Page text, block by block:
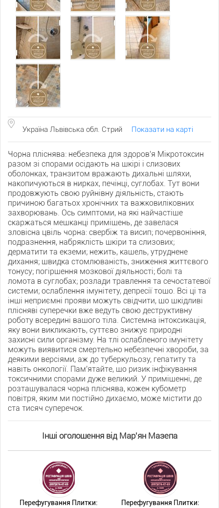
Україна Львівська обл. Стрий Показати на карті
Чорна пліснява: небезпека для здоров'я Мікротоксин
разом зі спорами осідають на шкірі і слизових
оболонках, транзитом вражають дихальні шляхи,
накопичуються в нирках, печінці, суглобах. Тут вони
продовжують свою руйнівну діяльність, стають
причиною багатьох хронічних та важковиліковних
захворювань. Ось симптоми, на які найчастіше
скаржаться мешканці приміщень, де завелася
зловісна цвіль чорна: свербіж та висип; почервоніння,
подразнення, набряклість шкіри та слизових;
дерматити та екземи; нежить, кашель, утруднене
дихання; швидка стомлюваність, зниження життєвого
тонусу; погіршення мозкової діяльності; болі та
ломота в суглобах; розлади травлення та сечостатевої
системи; ослаблення імунітету, депресії тощо. Всі ці та
інші неприємні прояви можуть свідчити, що шкідливі
плісняві суперечки вже ведуть свою деструктивну
роботу всередині вашого тіла. Системна інтоксикація,
яку вони викликають, суттєво знижує природні
захисні сили організму. На тлі ослабленого імунітету
можуть виявитися смертельно небезпечні хвороби, за
деякими версіями, аж до туберкульозу, гепатиту та
навіть онкології. Пам'ятайте, що ризик інфікування
токсичними спорами дуже великий. У приміщенні, де
розташувалася чорна пліснява, кожен кубометр
повітря, яким ми постійно дихаємо, може містити до
ста тисяч суперечок.
Інші оголошення від Мар'ян Мазепа
Перефугування Плитки:
Перефугування Плитки: